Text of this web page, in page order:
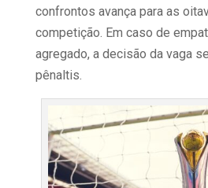
confrontos avança para as
competição. Em caso de
agregado, a decisão da vaga
pênaltis.